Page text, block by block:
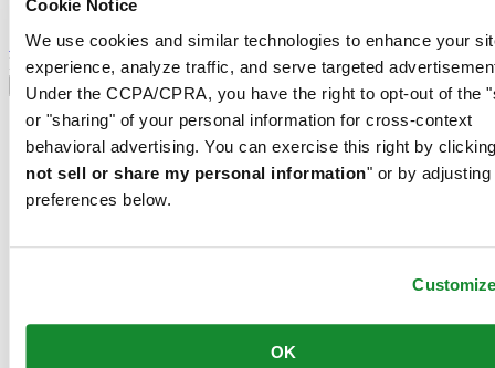
Cookie Notice
We use cookies and similar technologies to enhance your
experience, analyze traffic, and serve targeted
Under the CCPA/CPRA, you have the right to opt-out of the
or "sharing" of your personal information for cross-context
behavioral advertising. You can exercise this right by
not sell or share my personal information" or by adjusting
preferences below.
OK
Sign up
Выбрать страну/регион
Переключатель языка
France
Австрия
Бельгия
Français
Германия
Испания